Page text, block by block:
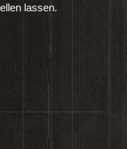
lassen.